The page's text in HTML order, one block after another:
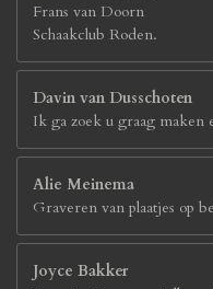
Frans van Doorn
Schaakclub Roden.
Davin van Dusschoten
Ik ga zoek u graag maken
Alie Meinema
Graveren van plaatjes op
Joyce Bakker